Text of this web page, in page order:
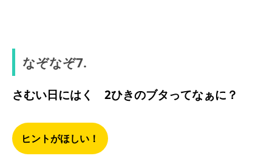
なぞなぞ7.
さむい日にはく 2ひきのブタってなぁに？
ヒントがほしい！